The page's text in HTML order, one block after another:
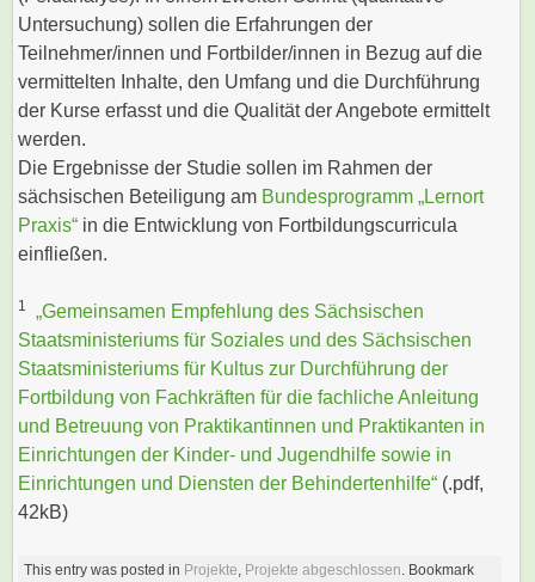
Untersuchung) sollen die Erfahrungen der
Teilnehmer/innen und Fortbilder/innen in Bezug auf die
vermittelten Inhalte, den Umfang und die Durchführung
der Kurse erfasst und die Qualität der Angebote ermittelt
werden.
Die Ergebnisse der Studie sollen im Rahmen der
sächsischen Beteiligung am Bundesprogramm „Lernort
Praxis“ in die Entwicklung von Fortbildungscurricula
einfließen.
1
„Gemeinsamen Empfehlung des Sächsischen
Staatsministeriums für Soziales und des Sächsischen
Staatsministeriums für Kultus zur Durchführung der
Fortbildung von Fachkräften für die fachliche Anleitung
und Betreuung von Praktikantinnen und Praktikanten in
Einrichtungen der Kinder- und Jugendhilfe sowie in
Einrichtungen und Diensten der Behindertenhilfe“ (.pdf,
42kB)
This entry was posted in Projekte, Projekte abgeschlossen. Bookmark